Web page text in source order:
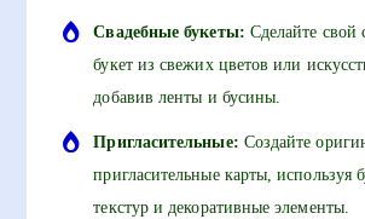
Свадебные букеты: Сделайте свой
букет из свежих цветов или
добавив ленты и бусины.
Пригласительные: Создайте
пригласительные карты, используя
текстур и декоративные элементы.